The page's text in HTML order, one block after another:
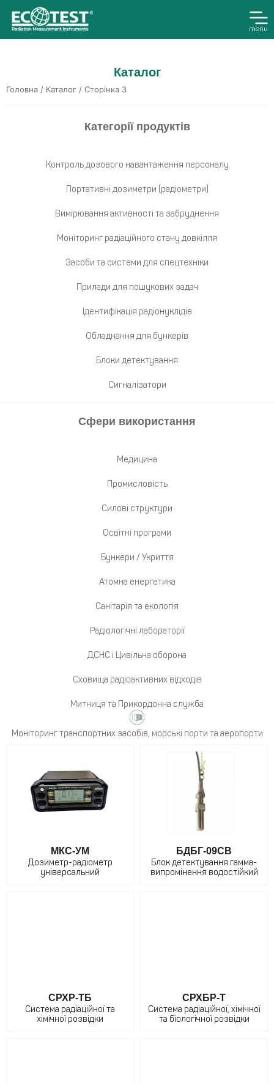
menu
Каталог
Головна / Каталог / Сторінка 3
Категорії продуктів
Контроль дозового навантаження персоналу
Портативні дозиметри (радіометри)
Вимірювання активності та забруднення
Моніторинг радіаційного стану довкілля
Засоби та системи для спецтехніки
Прилади для пошукових задач
Ідентифікація радіонуклідів
Обладнання для бункерів
Блоки детектування
Сигналізатори
Сфери використання
Медицина
Промисловість
Cилові структури
Освітні програми
Бункери / Укриття
Атомна енергетика
Санітарія та екологія
Радіологічні лабораторії
ДСНС і Цивільна оборона
Сховища радіоактивних відходів
Митниця та Прикордонна служба
Моніторинг транспортних засобів, морські порти та аеропорти
МКС-УМ
Дозиметр-радіометр
універсальний
БДБГ-09CВ
Блок детектування гамма-
випромінення водостійкий
СРХР-ТБ
Система радіаційної та
хімічної розвідки
СРХБР-Т
Система радіаційної, хімічної
та біологічної розвідки